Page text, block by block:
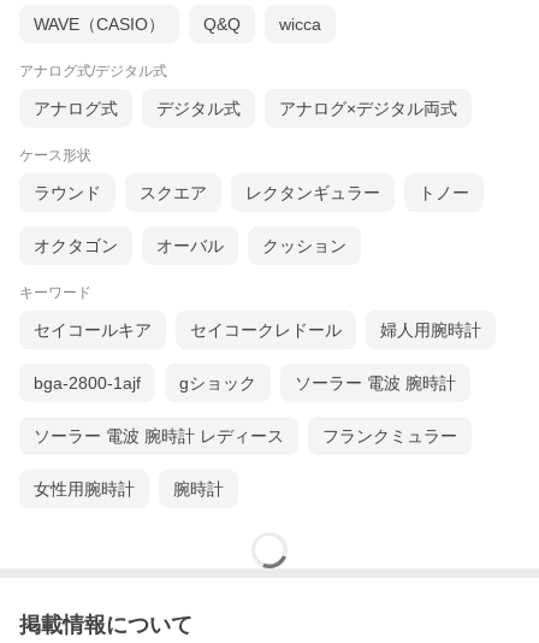
WAVE（CASIO） Q&Q wicca
アナログ式/デジタル式
アナログ式 デジタル式 アナログ×デジタル両式
ケース形状
ラウンド スクエア レクタンギュラー トノー
オクタゴン オーバル クッション
キーワード
セイコールキア セイコークレドール 婦人用腕時計
bga-2800-1ajf gショック ソーラー 電波 腕時計
ソーラー 電波 腕時計 レディース フランクミュラー
女性用腕時計 腕時計
掲載情報について